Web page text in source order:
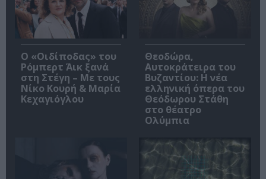
O «Οιδίποδας» του
Ρόμπερτ Άικ ξανά
στη Στέγη – Με τους
Νίκο Κουρή & Μαρία
Κεχαγιόγλου
Θεοδώρα,
Αυτοκράτειρα του
Βυζαντίου: Η νέα
ελληνική όπερα του
Θεόδωρου Στάθη
στο θέατρο
Ολύμπια